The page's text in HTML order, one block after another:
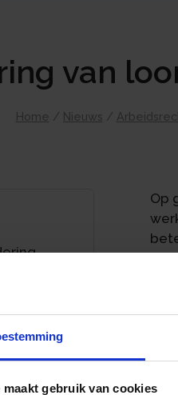
maakt gebruik van cookies
van
Home / Nieuws /
Op
te
De